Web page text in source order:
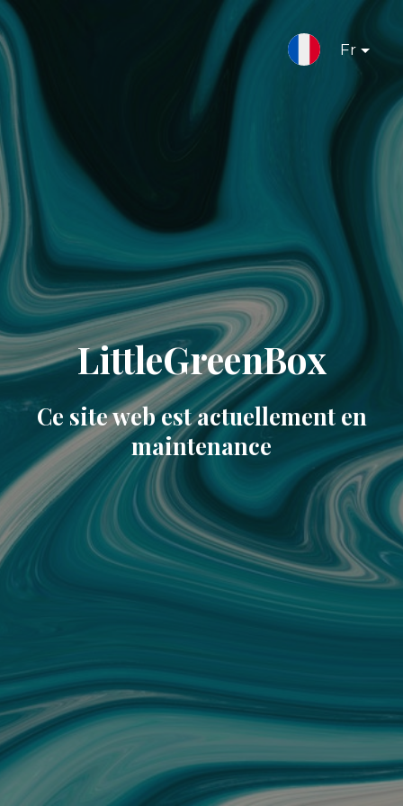
Fr
LittleGreenBox
Ce site web est actuellement en
maintenance